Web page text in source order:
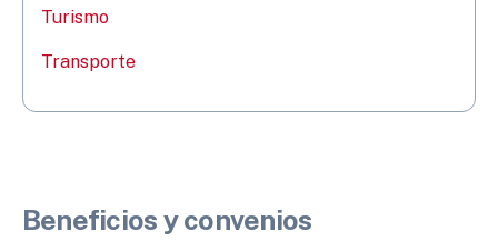
Turismo
Transporte
Beneficios y convenios